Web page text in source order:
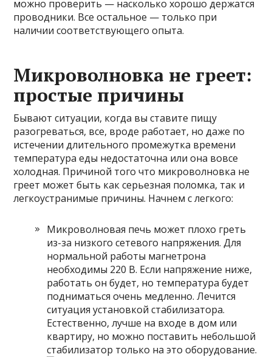
можно проверить — насколько хорошо держатся
проводники. Все остальное — только при
наличии соответствующего опыта.
Микроволновка не греет:
простые причины
Бывают ситуации, когда вы ставите пищу
разогреваться, все, вроде работает, но даже по
истечении длительного промежутка времени
температура еды недостаточна или она вовсе
холодная. Причиной того что микроволновка не
греет может быть как серьезная поломка, так и
легкоустранимые причины. Начнем с легкого:
Микроволновая печь может плохо греть
из-за низкого сетевого напряжения. Для
нормальной работы магнетрона
необходимы 220 В. Если напряжение ниже,
работать он будет, но температура будет
подниматься очень медленно. Лечится
ситуация установкой стабилизатора.
Естественно, лучше на входе в дом или
квартиру, но можно поставить небольшой
стабилизатор только на это оборудование.